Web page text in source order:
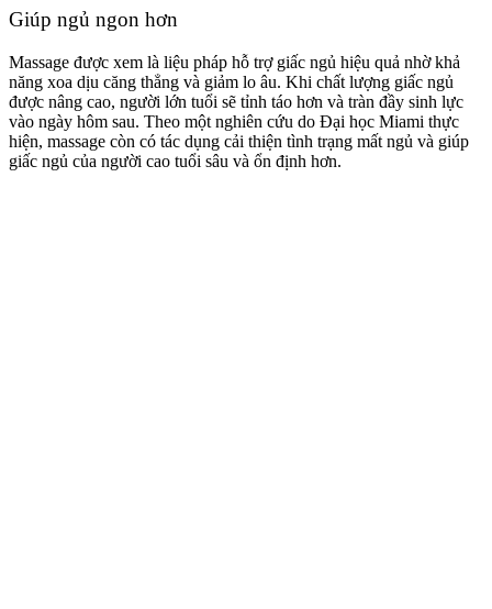
Giúp ngủ ngon hơn
Massage được xem là liệu pháp hỗ trợ giấc ngủ hiệu quả nhờ khả
năng xoa dịu căng thẳng và giảm lo âu. Khi chất lượng giấc ngủ
được nâng cao, người lớn tuổi sẽ tỉnh táo hơn và tràn đầy sinh lực
vào ngày hôm sau. Theo một nghiên cứu do Đại học Miami thực
hiện, massage còn có tác dụng cải thiện tình trạng mất ngủ và giúp
giấc ngủ của người cao tuổi sâu và ổn định hơn.